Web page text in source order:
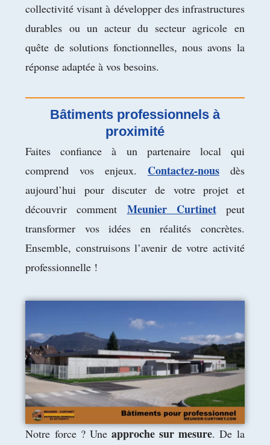
collectivité visant à développer des infrastructures
durables ou un acteur du secteur agricole en
quête de solutions fonctionnelles, nous avons la
réponse adaptée à vos besoins.
Bâtiments professionnels à
proximité
Faites confiance à un partenaire local qui
comprend vos enjeux. Contactez-nousdès
aujourd’hui pour discuter de votre projet et
découvrir comment Meunier Curtinetpeut
transformer vos idées en réalités concrètes.
Ensemble, construisons l’avenir de votre activité
professionnelle !
Notre force ? Une approche sur mesure. De la